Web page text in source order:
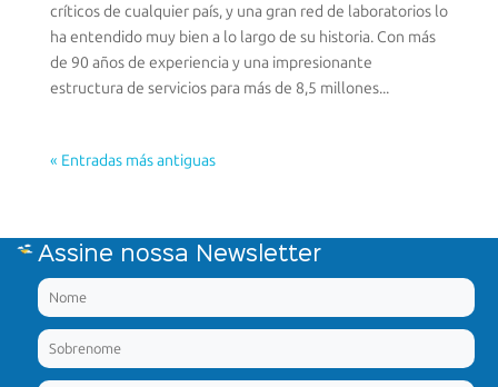
críticos de cualquier país, y una gran red de laboratorios lo
ha entendido muy bien a lo largo de su historia. Con más
de 90 años de experiencia y una impresionante
estructura de servicios para más de 8,5 millones...
« Entradas más antiguas
Assine nossa Newsletter